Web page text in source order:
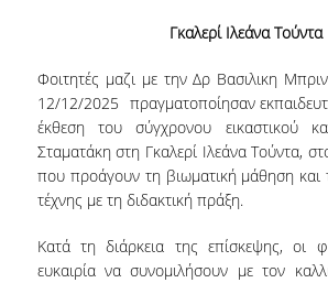
ΕΠΙΣΤΗΜΟΝΙΚΗ ΟΜΑΔΑ
ΔΙΕΘΝΕΙΣ & ΕΓΧΩΡΙΕΣ
ΕΠΙΣΤΗΜΟΝΙΚΑ ΑΡΘΡΑ
ΣΥΜΜΕΤΟΧΗ ΣΕ ΣΥΝΕΔΡΙΑ
Γκαλερί Ιλεάνα Τούντα
Φοιτητές μαζι με την Δρ Βασιλικη
12/12/2025 πραγματοποίησαν
έκθεση του σύγχρονου εικαστικού
Σταματάκη στη Γκαλερί Ιλεάνα Τούντα,
που προάγουν τη βιωματική μάθηση και
τέχνης με τη διδακτική πράξη.
Κατά τη διάρκεια της επίσκεψης, οι
ευκαιρία να συνομιλήσουν με τον